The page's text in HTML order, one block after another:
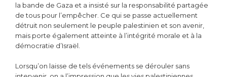
la bande de Gaza et a insisté sur la responsabilité partagée
de tous pour l’empêcher. Ce qui se passe actuellement
détruit non seulement le peuple palestinien et son avenir,
mais porte également atteinte à l’intégrité morale et à la
démocratie d’Israël.
Lorsqu’on laisse de tels événements se dérouler sans